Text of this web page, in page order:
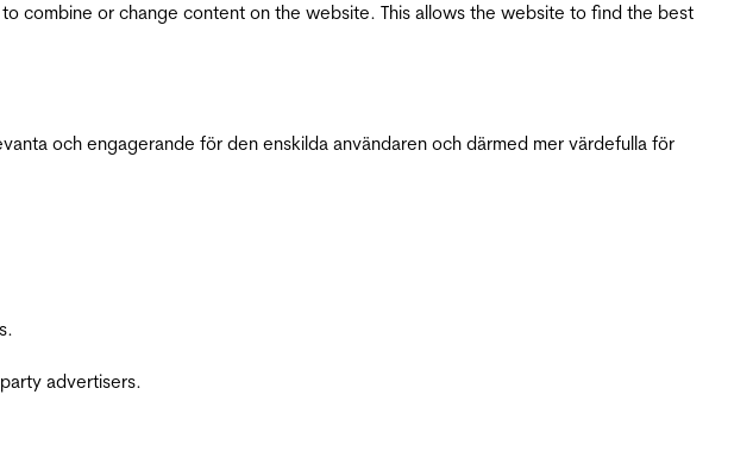
combine or change content on the website. This allows the website to find the best
och engagerande för den enskilda användaren och därmed mer värdefulla för
advertisers.